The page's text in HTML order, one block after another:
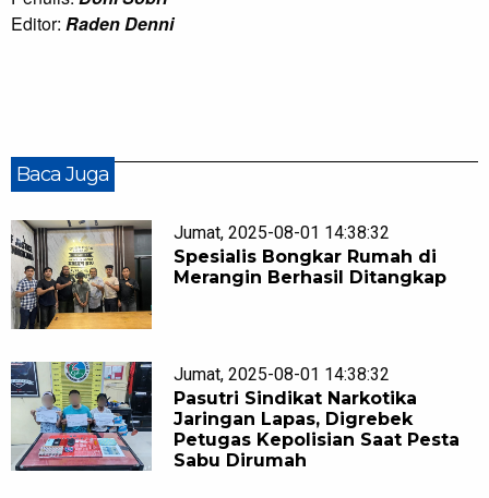
Editor: Raden Denni
Baca Juga
Jumat, 2025-08-01 14:38:32
Spesialis Bongkar Rumah di
Merangin Berhasil Ditangkap
Jumat, 2025-08-01 14:38:32
Pasutri Sindikat Narkotika
Jaringan Lapas, Digrebek
Petugas Kepolisian Saat Pesta
Sabu Dirumah